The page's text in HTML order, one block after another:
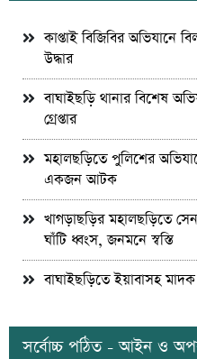
কাপ্তাই বিজিবির অভিযানে
উদ্ধার
বাঘাইছড়ি থানার বিশেষ
গ্রেপ্তার
মহালছড়িতে পুলিশের
একজন আটক
খাগড়াছড়ির মহালছড়িতে
ঘাঁটি ধ্বংস, জনমনে স্বস্তি
বাঘাইছড়িতে ইয়াবাসহ
সর্বোচ্চ পঠিত - আইন ও